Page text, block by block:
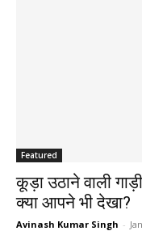
Featured
कूड़ा उठाने वाली
क्या आपने भी देखा?
Avinash Kumar Singh -